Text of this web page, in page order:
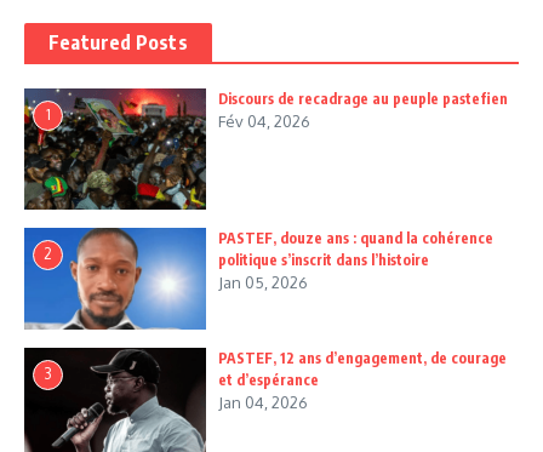
Featured Posts
1
Discours de recadrage au peuple pastefien
Fév 04, 2026
2
PASTEF, douze ans : quand la cohérence
politique s’inscrit dans l’histoire
Jan 05, 2026
3
PASTEF, 12 ans d’engagement, de courage
et d’espérance
Jan 04, 2026